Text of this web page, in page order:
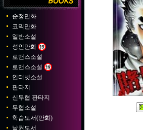
순정만화
코믹만화
일반소설
성인만화
로맨스소설
로맨스소설
인터넷소설
판타지
신무협 판타지
무협소설
학습도서(만화)
낱권도서